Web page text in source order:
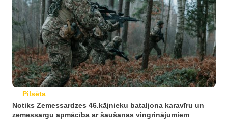
Pilsēta
Notiks Zemessardzes 46.kājnieku bataljona karavīru un
zemessargu apmācība ar šaušanas vingrinājumiem